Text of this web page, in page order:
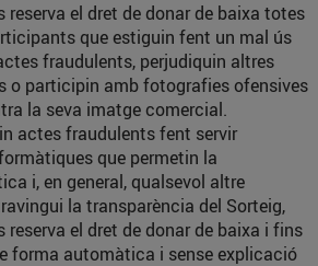
reserva el dret de donar de baixa totes
que estiguin fent un mal ús
fraudulents, perjudiquin altres
o participin amb fotografies ofensives
la seva imatge comercial.
actes fraudulents fent servir
que permetin la
i, en general, qualsevol altre
la transparència del Sorteig,
reserva el dret de donar de baixa i fins
forma automàtica i sense explicació